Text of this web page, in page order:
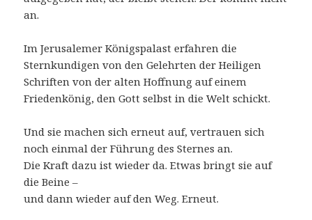
an.
Im Jerusalemer Königspalast erfahren die
Sternkundigen von den Gelehrten der Heiligen
Schriften von der alten Hoffnung auf einem
Friedenkönig, den Gott selbst in die Welt schickt.
Und sie machen sich erneut auf, vertrauen sich
noch einmal der Führung des Sternes an.
Die Kraft dazu ist wieder da. Etwas bringt sie auf
die Beine –
und dann wieder auf den Weg. Erneut.